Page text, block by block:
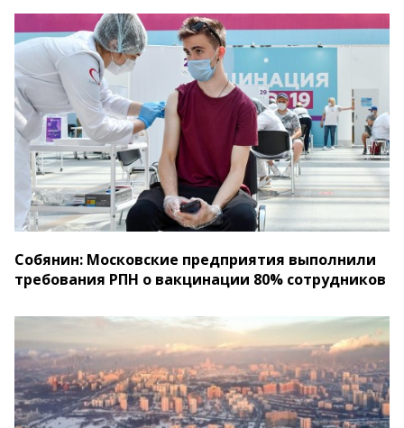
Собянин: Московские предприятия выполнили
требования РПН о вакцинации 80% сотрудников